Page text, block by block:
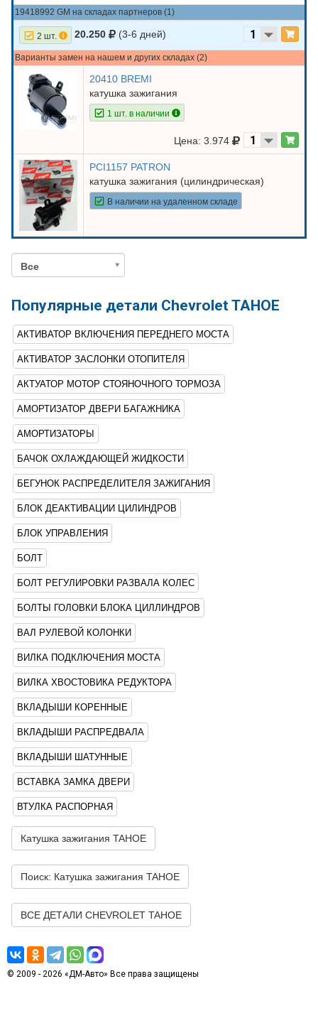
19418992 GM на складах партнеров (1)
2 шт. 20.250 (3-6 дней)
Варианты замен на нашем и других складах (2)
20410 BREMI
катушка зажигания
1 шт. в наличии
Цена: 3.974
PCI1157 PATRON
катушка зажигания (цилиндрическая)
В наличии на удаленном складе
Все
Популярные детали Chevrolet TAHOE
АКТИВАТОР ВКЛЮЧЕНИЯ ПЕРЕДНЕГО МОСТА
АКТИВАТОР ЗАСЛОНКИ ОТОПИТЕЛЯ
АКТУАТОР МОТОР СТОЯНОЧНОГО ТОРМОЗА
АМОРТИЗАТОР ДВЕРИ БАГАЖНИКА
АМОРТИЗАТОРЫ
БАЧОК ОХЛАЖДАЮЩЕЙ ЖИДКОСТИ
БЕГУНОК РАСПРЕДЕЛИТЕЛЯ ЗАЖИГАНИЯ
БЛОК ДЕАКТИВАЦИИ ЦИЛИНДРОВ
БЛОК УПРАВЛЕНИЯ
БОЛТ
БОЛТ РЕГУЛИРОВКИ РАЗВАЛА КОЛЕС
БОЛТЫ ГОЛОВКИ БЛОКА ЦИЛЛИНДРОВ
ВАЛ РУЛЕВОЙ КОЛОНКИ
ВИЛКА ПОДКЛЮЧЕНИЯ МОСТА
ВИЛКА ХВОСТОВИКА РЕДУКТОРА
ВКЛАДЫШИ КОРЕННЫЕ
ВКЛАДЫШИ РАСПРЕДВАЛА
ВКЛАДЫШИ ШАТУННЫЕ
ВСТАВКА ЗАМКА ДВЕРИ
ВТУЛКА РАСПОРНАЯ
Катушка зажигания TAHOE
Поиск: Катушка зажигания TAHOE
ВСЕ ДЕТАЛИ CHEVROLET TAHOE
© 2009 - 2026 «ДМ-Авто» Все права защищены